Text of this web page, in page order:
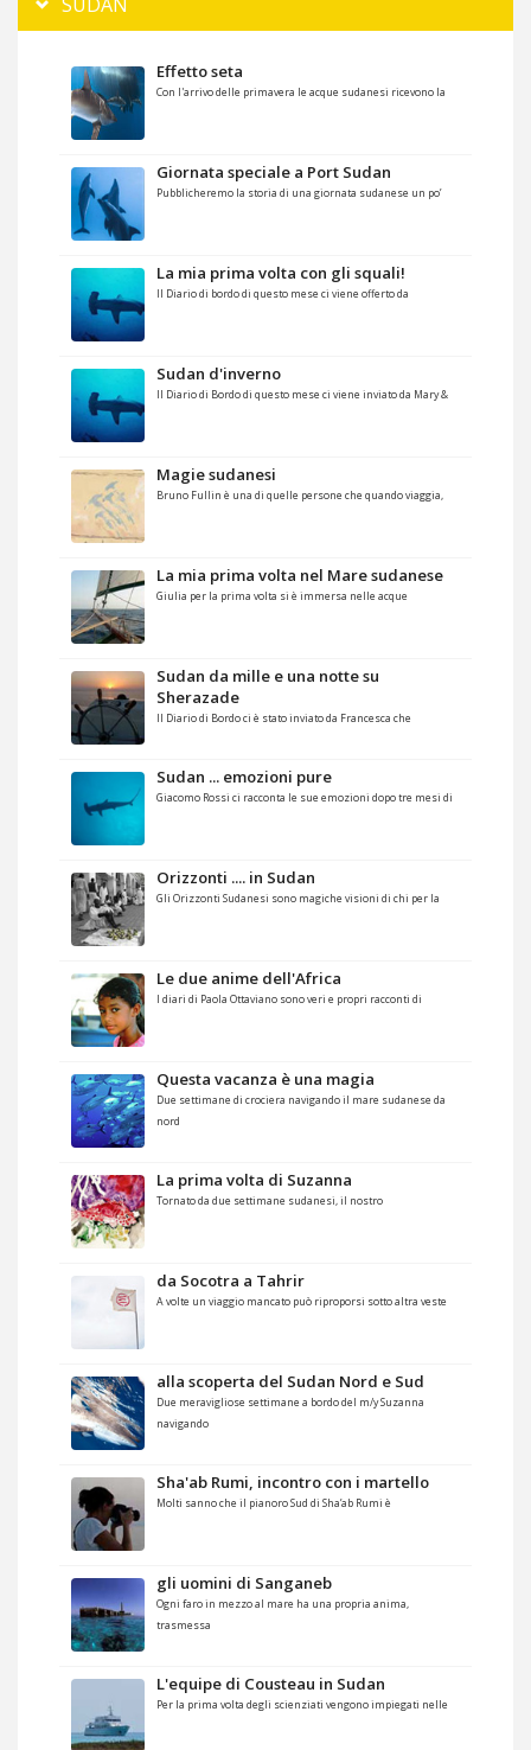
Effetto seta
Con l'arrivo delle primavera le acque sudanesi ricevono la
Giornata speciale a Port Sudan
Pubblicheremo la storia di una giornata sudanese un po’
La mia prima volta con gli squali!
Il Diario di bordo di questo mese ci viene offerto da
Sudan d'inverno
Il Diario di Bordo di questo mese ci viene inviato da Mary &
Magie sudanesi
Bruno Fullin è una di quelle persone che quando viaggia,
La mia prima volta nel Mare sudanese
Giulia per la prima volta si è immersa nelle acque
Sudan da mille e una notte su
Sherazade
Il Diario di Bordo ci è stato inviato da Francesca che
Sudan ... emozioni pure
Giacomo Rossi ci racconta le sue emozioni dopo tre mesi di
Orizzonti .... in Sudan
Gli Orizzonti Sudanesi sono magiche visioni di chi per la
Le due anime dell'Africa
I diari di Paola Ottaviano sono veri e propri racconti di
Questa vacanza è una magia
Due settimane di crociera navigando il mare sudanese da
nord
La prima volta di Suzanna
Tornato da due settimane sudanesi, il nostro
da Socotra a Tahrir
A volte un viaggio mancato può riproporsi sotto altra veste
alla scoperta del Sudan Nord e Sud
Due meravigliose settimane a bordo del m/y Suzanna
navigando
Sha'ab Rumi, incontro con i martello
Molti sanno che il pianoro Sud di Sha’ab Rumi è
gli uomini di Sanganeb
Ogni faro in mezzo al mare ha una propria anima,
trasmessa
L'equipe di Cousteau in Sudan
Per la prima volta degli scienziati vengono impiegati nelle